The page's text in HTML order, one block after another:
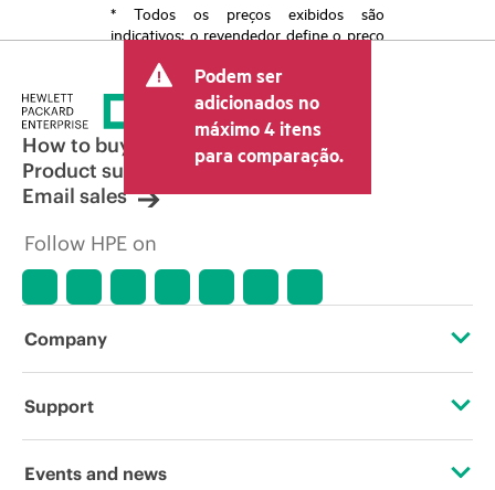
* Todos os preços exibidos são
indicativos; o revendedor define o preço
taxas, como IVA/imposto sobre vendas e
envio. O preço transacional definido
pelo revendedor pode variar em relação
a outros revendedores e ao preço
indicativo exibido. O preço indicativo
poderá incluir ofertas promocionais por
tempo limitado. A HPE se reserva o
qualquer momento por motivos que
de produtos, disponibilidade de
Podem ser
adicionados no
máximo 4 itens
para comparação.
How to buy
Product support
Email sales
Follow HPE on
Company
About HPE
Support
Operational support services
Events and news